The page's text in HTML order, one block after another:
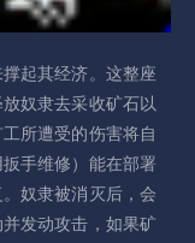
起其经济。这整座
奴隶去采收矿石以
所遭受的伤害将自
手维修）能在部署
奴隶被消灭后，会
发动攻击，如果矿